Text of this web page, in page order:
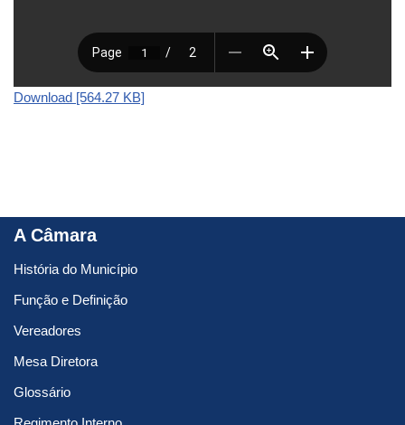
Download [564.27 KB]
A Câmara
História do Município
Função e Definição
Vereadores
Mesa Diretora
Glossário